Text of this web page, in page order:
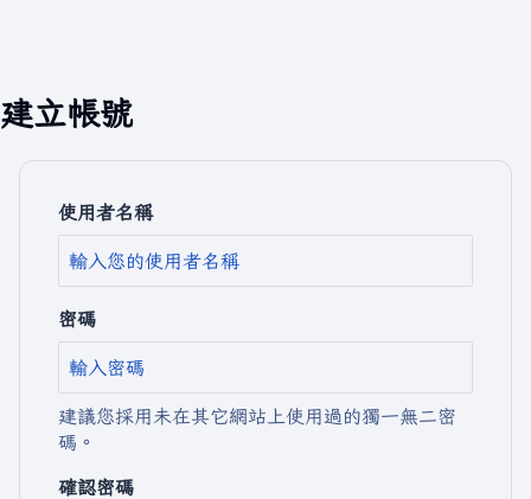
建立帳號
使用者名稱
密碼
建議您採用未在其它網站上使用過的獨一無二密
碼。
確認密碼